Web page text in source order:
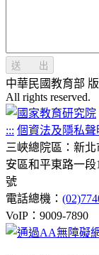
送 出
中華民國教育部
All rights reserved.
::: 個資法及隱私聲
三峽總院區：新
安區和平東路一段
號
電話總機：
VoIP：9009-7890